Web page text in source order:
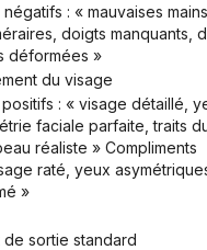
: « mauvaises mains,
doigts manquants,
déformées »
du visage
faciale parfaite, traits
réaliste » Compliments
raté, yeux
»
de sortie standard